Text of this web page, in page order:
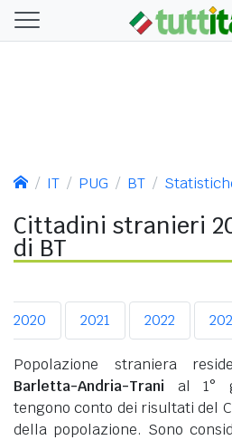
IT PUG BT
Cittadini stranieri
di BT
2020 2021 2022
Popolazione straniera
Barletta-Andria-Trani al 1°
tengono conto dei risultati del
della popolazione. Sono